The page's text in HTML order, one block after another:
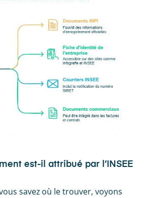
est-il attribué par l’INSEE
savez où le trouver, voyons